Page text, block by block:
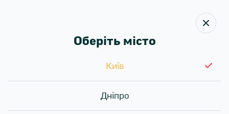
Оберіть місто
Київ
Дніпро
подачу страви?